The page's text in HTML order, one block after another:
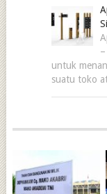
untuk
suatu toko